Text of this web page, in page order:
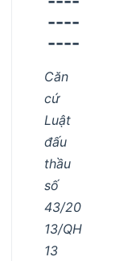
window
----
----
Căn
cứ
Luật
đấu
thầu
số
43/20
13/QH
13